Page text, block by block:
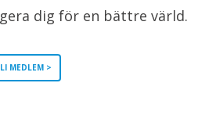
dig för en bättre värld.
MEDLEM >